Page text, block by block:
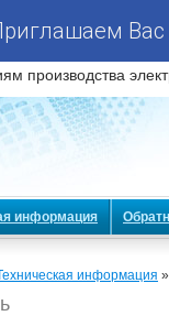
производства
информация
информация